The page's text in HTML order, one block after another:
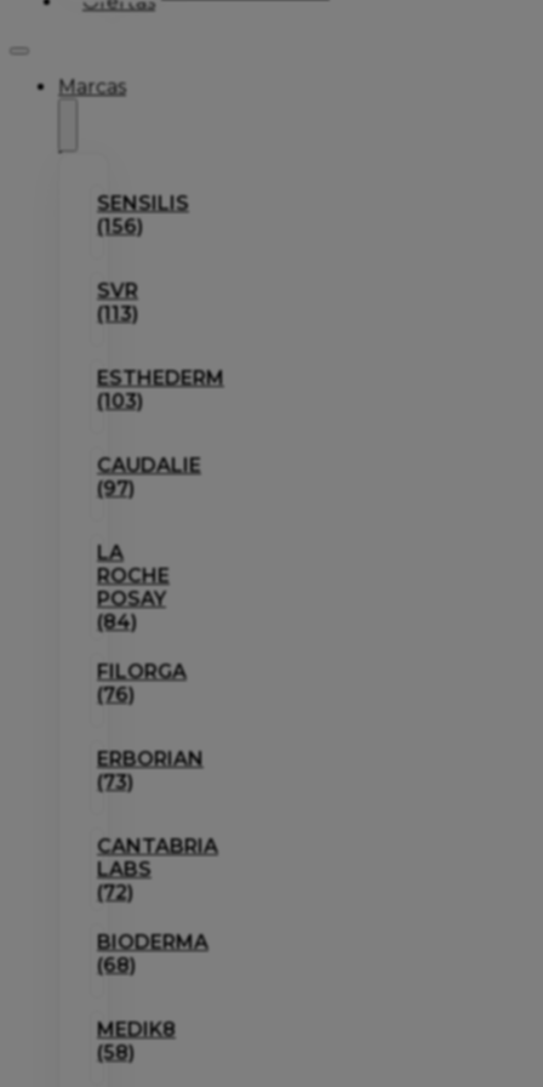
Marcas
SENSILIS
(156)
SVR
(113)
ESTHEDERM
(103)
CAUDALIE
(97)
LA
ROCHE
POSAY
(84)
FILORGA
(76)
ERBORIAN
(73)
CANTABRIA
LABS
(72)
BIODERMA
(68)
MEDIK8
(58)